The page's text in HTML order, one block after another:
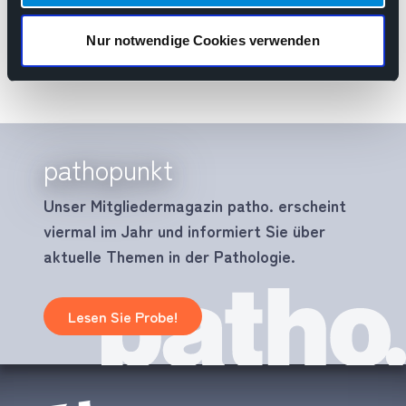
Nur notwendige Cookies verwenden
pathopunkt
Unser Mitgliedermagazin patho. erscheint
viermal im Jahr und informiert Sie über
aktuelle Themen in der Pathologie.
Lesen Sie Probe!